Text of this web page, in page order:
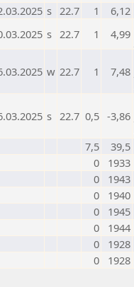
s 22.7 1 6,12
s 22.7 1 4,99
w 22.7 1 7,48
s 22.7 0,5 -3,86
7,5
39,5
0
1933
0
1943
0
1940
0
1945
0
1944
0
1928
0
1928